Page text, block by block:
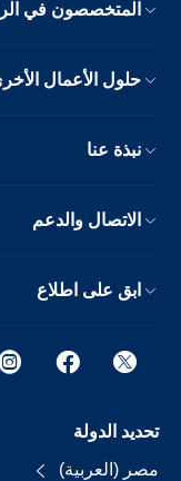
المتخصصون في
حلول الأعمال
نبذة عنا
الاتصال والدعم
ابق على اطلاع
تحديد الدولة
مصر (العربية)